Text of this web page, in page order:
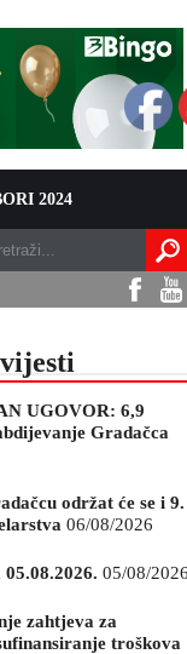
2024
vijesti
UGOVOR: 6,9
Gradačca
održat će se i 9.
06/08/2026
05/08/2026
zahtjeva za
troškova